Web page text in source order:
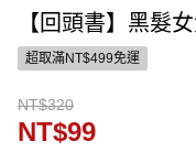
【回頭書】黑髮
超取滿NT$499免運
NT$320
NT$99